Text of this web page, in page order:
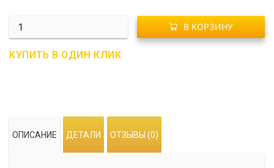
Количество
R01-
1039
бампер
В КОРЗИНУ
КУПИТЬ В ОДИН КЛИК
ОПИСАНИЕ ДЕТАЛИ ОТЗЫВЫ (0)